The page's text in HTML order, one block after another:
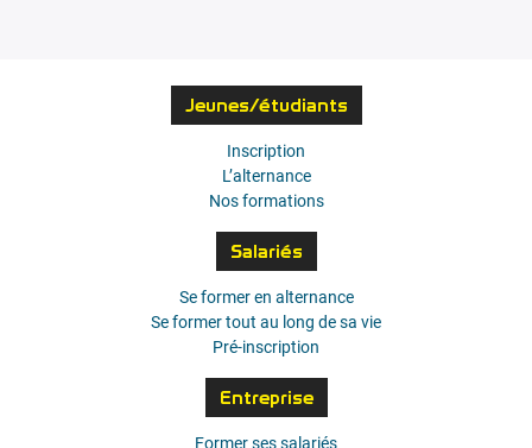
Jeunes/étudiants
Inscription
L’alternance
Nos formations
Salariés
Se former en alternance
Se former tout au long de sa vie
Pré-inscription
Entreprise
Former ses salariés